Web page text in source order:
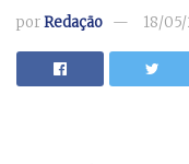
porRedação 18/